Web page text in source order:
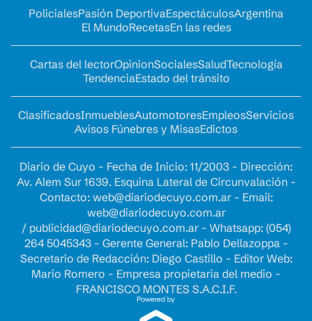
PolicialesPasión DeportivaEspectáculosArgentina
El MundoRecetasEn las redes
Cartas del lectorOpinionSocialesSaludTecnología
TendenciaEstado del tránsito
ClasificadosInmueblesAutomotoresEmpleosServicios
Avisos Fúnebres y MisasEdictos
Diario de Cuyo - Fecha de Inicio: 11/2003 - Dirección:
Av. Alem Sur 1639. Esquina Lateral de Circunvalación -
Contacto: web@diariodecuyo.com.ar- Email:
web@diariodecuyo.com.ar
/ publicidad@diariodecuyo.com.ar- Whatsapp: (054)
264 5045343 - Gerente General: Pablo Dellazoppa -
Secretario de Redacción: Diego Castillo - Editor Web:
Mario Romero - Empresa propietaria del medio -
FRANCISCO MONTES S.A.C.I.F.